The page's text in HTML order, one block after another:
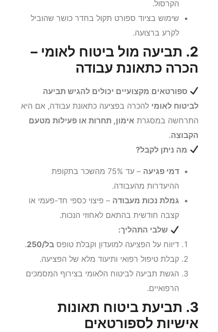
הקרסול.
שימוש בציוד ספורט תקול בחדר כושר שהוביל
לקרע ברצועה.
2. תביעה מול ביטוח לאומי –
הכרה כתאונת עבודה
ספורטאים מקצועיים יכולים להגיש תביעה
לביטוח לאומי להכרה בפציעה כתאונת עבודה, אם היא
התרחשה במסגרת אימון, תחרות או פעילות מטעם
הקבוצה.
מה ניתן לקבל?
דמי פגיעה
– עד 75% מהשכר בתקופת
ההיעדרות מהעבודה.
גמלת נכות מעבודה – פיצוי כספי חד-פעמי או
קצבה חודשית בהתאם לאחוזי הנכות.
שלבי התהליך:
דיווח על הפציעה למועדון וקבלת טופס בל/250
.
קבלת טיפול רפואי ותיעוד מלא של הפציעה.
הגשת תביעה לביטוח הלאומי בצירוף המסמכים
הרפואיים.
3. תביעת ביטוח תאונות
אישיות לספורטאים